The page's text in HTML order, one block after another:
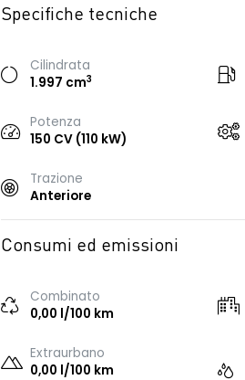
Specifiche tecniche
Cilindrata
1.997 cm3
Potenza
150 CV (110 kW)
Trazione
Anteriore
Consumi ed emissioni
Combinato
0,00 l/100 km
Extraurbano
0,00 l/100 km